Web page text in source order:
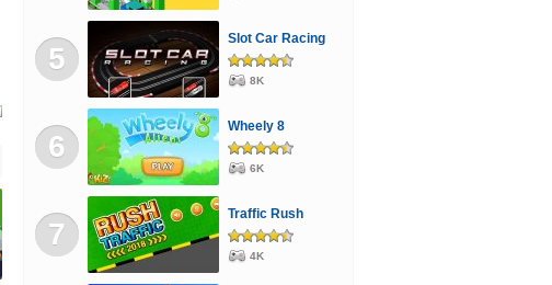
5
Slot Car Racing
8K
6
Wheely 8
6K
7
Traffic Rush
4K